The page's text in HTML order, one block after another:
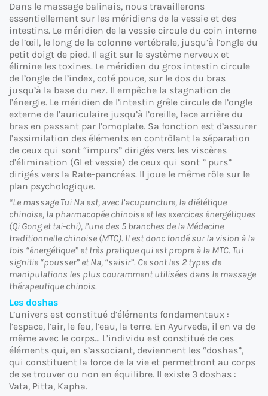
Dans le massage balinais, nous travaillerons
essentiellement sur les méridiens de la vessie et des
intestins. Le méridien de la vessie circule du coin interne
de l’œil, le long de la colonne vertébrale, jusqu’à l’ongle du
petit doigt de pied. Il agit sur le système nerveux et
élimine les toxines. Le méridien du gros intestin circule
de l’ongle de l’index, coté pouce, sur le dos du bras
jusqu’à la base du nez. Il empêche la stagnation de
l’énergie. Le méridien de l’intestin grêle circule de l’ongle
externe de l’auriculaire jusqu’à l’oreille, face arrière du
bras en passant par l’omoplate. Sa fonction est d’assurer
l’assimilation des éléments en contrôlant la séparation
de ceux qui sont “impurs” dirigés vers les viscères
d’élimination (GI et vessie) de ceux qui sont ” purs”
dirigés vers la Rate-pancréas. Il joue le même rôle sur le
plan psychologique.
*Le massage Tui Na est, avec l’acupuncture, la diététique
chinoise, la pharmacopée chinoise et les exercices énergétiques
(Qi Gong et tai-chi), l’une des 5 branches de la Médecine
traditionnelle chinoise (MTC). Il est donc fondé sur la vision à la
fois “énergétique” et très pratique qui est propre à la MTC. Tui
signifie “pousser” et Na, “saisir”. Ce sont les 2 types de
manipulations les plus couramment utilisées dans le massage
thérapeutique chinois.
Les doshas
L’univers est constitué d’éléments fondamentaux :
l’espace, l’air, le feu, l’eau, la terre. En Ayurveda, il en va de
même avec le corps… L’individu est constitué de ces
éléments qui, en s’associant, deviennent les “doshas”,
qui constituent la force de la vie et permettront au corps
de se trouver ou non en équilibre. Il existe 3 doshas :
Vata, Pitta, Kapha.